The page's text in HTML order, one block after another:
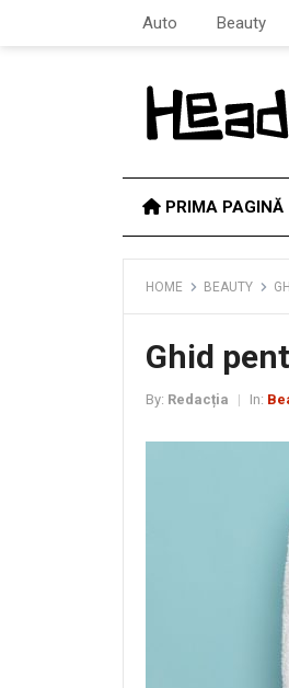
Auto Beauty
PRIMA PAGINĂ
HOME BEAUTY
Ghid
By: Redacția In: